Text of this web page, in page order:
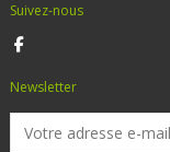
Suivez-nous
Newsletter